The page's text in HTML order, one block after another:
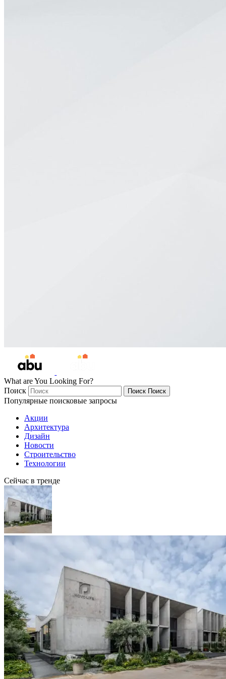
What are You Looking For?
Поиск
Поиск Поиск
Популярные поисковые запросы
Акции
Архитектура
Дизайн
Новости
Строительство
Технологии
Сейчас в тренде